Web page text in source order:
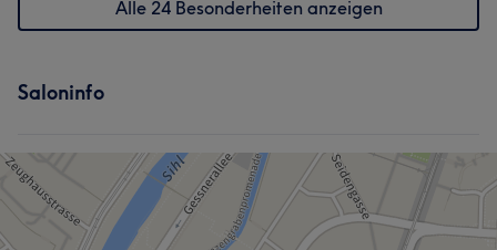
Alle 24 Besonderheiten anzeigen
Saloninfo